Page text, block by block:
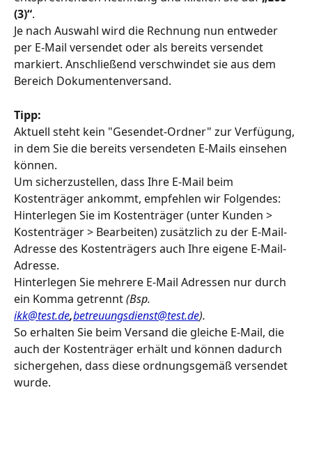
(3)“.
Je nach Auswahl wird die Rechnung nun entweder
per E-Mail versendet oder als bereits versendet
markiert. Anschließend verschwindet sie aus dem
Bereich Dokumentenversand.
Tipp:
Aktuell steht kein "Gesendet-Ordner" zur Verfügung,
in dem Sie die bereits versendeten E-Mails einsehen
können.
Um sicherzustellen, dass Ihre E-Mail beim
Kostenträger ankommt, empfehlen wir Folgendes:
Hinterlegen Sie im Kostenträger (unter Kunden >
Kostenträger > Bearbeiten) zusätzlich zu der E-Mail-
Adresse des Kostenträgers auch Ihre eigene E-Mail-
Adresse.
Hinterlegen Sie mehrere E-Mail Adressen nur durch
ein Komma getrennt (Bsp.
ikk@test.de,betreuungsdienst@test.de).
So erhalten Sie beim Versand die gleiche E-Mail, die
auch der Kostenträger erhält und können dadurch
sichergehen, dass diese ordnungsgemäß versendet
wurde.